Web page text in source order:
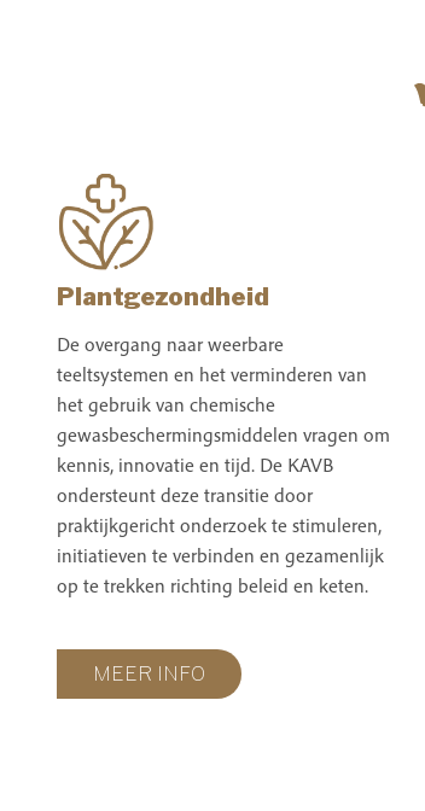
HOME
Plantgezondheid
De overgang naar weerbare
teeltsystemen en het verminderen van
het gebruik van chemische
gewasbeschermingsmiddelen vragen om
kennis, innovatie en tijd. De KAVB
ondersteunt deze transitie door
praktijkgericht onderzoek te stimuleren,
initiatieven te verbinden en gezamenlijk
op te trekken richting beleid en keten.
MEER INFO